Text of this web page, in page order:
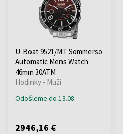
U-Boat 9521/MT Sommerso
Automatic Mens Watch
46mm 30ATM
Hodinky - Muži
Odošleme do 13.08.
2946,16 €